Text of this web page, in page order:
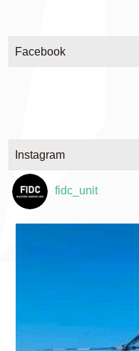
Facebook
Instagram
fidc_unit